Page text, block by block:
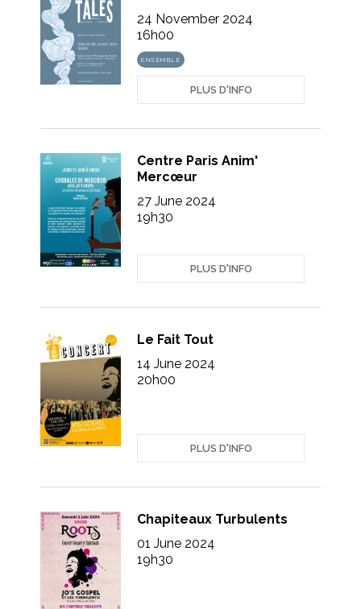
24 November 2024
16h00
ENSEMBLE
PLUS D'INFO
Centre Paris Anim'
Mercœur
27 June 2024
19h30
PLUS D'INFO
Le Fait Tout
14 June 2024
20h00
PLUS D'INFO
Chapiteaux Turbulents
01 June 2024
19h30